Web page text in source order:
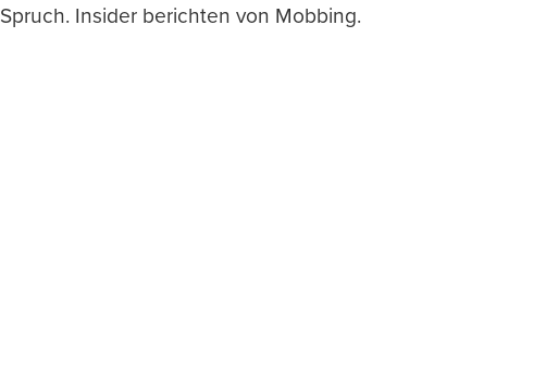
Spruch. Insider berichten von Mobbing.